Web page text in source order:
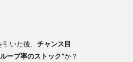
引いた後、 チャンス目
ープ率のストック”か？